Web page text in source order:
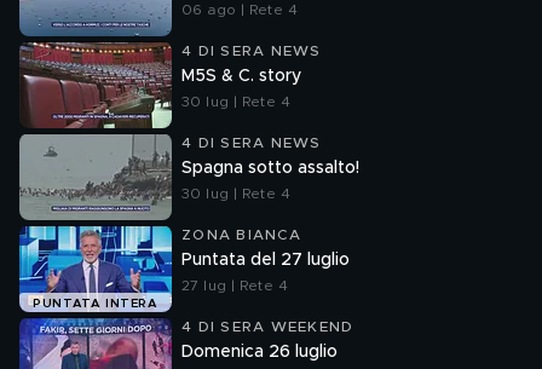
06 ago | Rete 4
4 DI SERA NEWS
M5S & C. story
30 lug | Rete 4
4 DI SERA NEWS
Spagna sotto assalto!
30 lug | Rete 4
PUNTATA INTERA
ZONA BIANCA
Puntata del 27 luglio
27 lug | Rete 4
4 DI SERA WEEKEND
Domenica 26 luglio